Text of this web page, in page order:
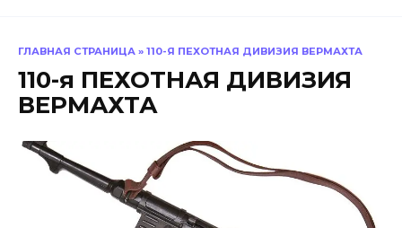
ГЛАВНАЯ СТРАНИЦА » 110-Я ПЕХОТНАЯ ДИВИЗИЯ ВЕРМАХТА
110-я ПЕХОТНАЯ ДИВИЗИЯ
ВЕРМАХТА